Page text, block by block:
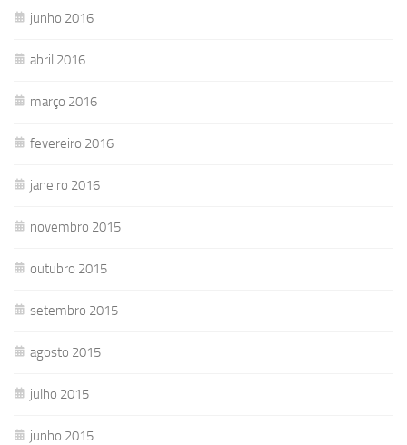
junho 2016
abril 2016
março 2016
fevereiro 2016
janeiro 2016
novembro 2015
outubro 2015
setembro 2015
agosto 2015
julho 2015
junho 2015